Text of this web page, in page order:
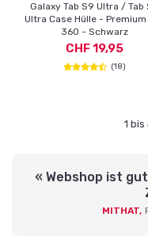
Galaxy Tab S9 Ultra / Tab
Ultra Case Hülle - Premium
360 - Schwarz
CHF 19,95
(18)
1
« Webshop ist
MITHAT,